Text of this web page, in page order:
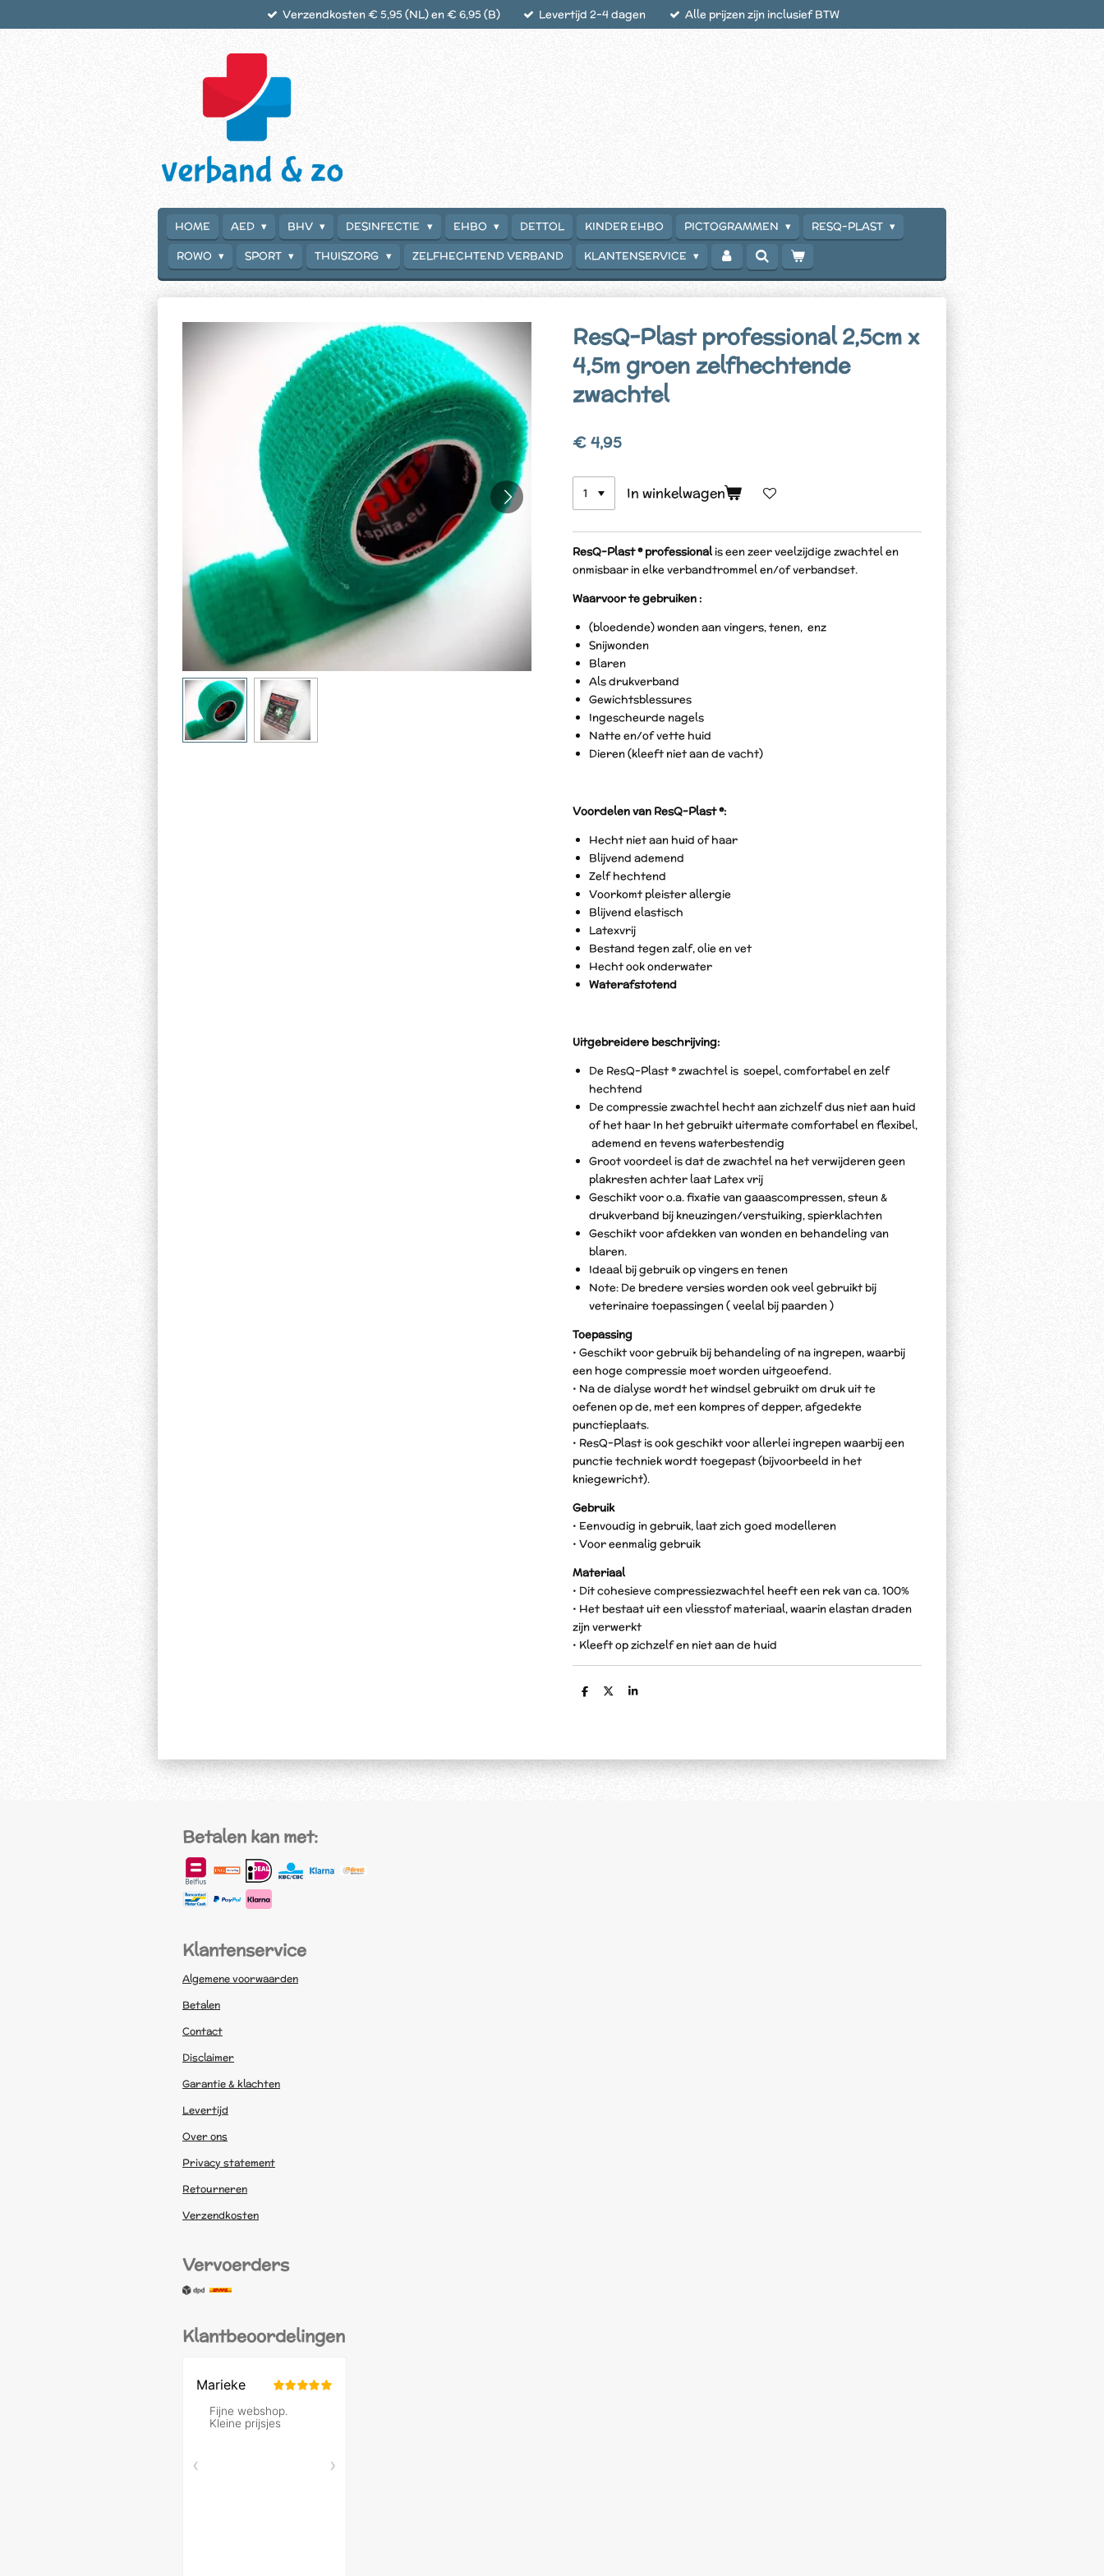
Verzendkosten € 5,95 (NL) en € 6,95 (B) Levertijd 2-4 dagen Alle prijzen zijn inclusief BTW
HOME AED BHV DESINFECTIE EHBO DETTOL KINDER EHBO PICTOGRAMMEN
RESQ-PLAST
ROWO
SPORT THUISZORG ZELFHECHTEND VERBAND KLANTENSERVICE
ResQ-Plast professional 2,5cm x
4,5m groen zelfhechtende
zwachtel
€ 4,95
In winkelwagen
ResQ-Plast ® professionalis een zeer veelzijdige zwachtel en
onmisbaar in elke verbandtrommel en/of verbandset.
Waarvoor te gebruiken :
(bloedende) wonden aan vingers, tenen, enz
Snijwonden
Blaren
Als drukverband
Gewichtsblessures
Ingescheurde nagels
Natte en/of vette huid
Dieren (kleeft niet aan de vacht)
Voordelen van ResQ-Plast ®:
Hecht niet aan huid of haar
Blijvend ademend
Zelf hechtend
Voorkomt pleister allergie
Blijvend elastisch
Latexvrij
Bestand tegen zalf, olie en vet
Hecht ook onderwater
Waterafstotend
Uitgebreidere beschrijving:
De ResQ-Plast ® zwachtel is soepel, comfortabel en zelf
hechtend
De compressie zwachtel hecht aan zichzelf dus niet aan huid
of het haar In het gebruikt uitermate comfortabel en flexibel,
ademend en tevens waterbestendig
Groot voordeel is dat de zwachtel na het verwijderen geen
plakresten achter laat Latex vrij
Geschikt voor o.a. fixatie van gaaascompressen, steun &
drukverband bij kneuzingen/verstuiking, spierklachten
Geschikt voor afdekken van wonden en behandeling van
blaren.
Ideaal bij gebruik op vingers en tenen
Note: De bredere versies worden ook veel gebruikt bij
veterinaire toepassingen ( veelal bij paarden )
Toepassing
• Geschikt voor gebruik bij behandeling of na ingrepen, waarbij
een hoge compressie moet worden uitgeoefend.
• Na de dialyse wordt het windsel gebruikt om druk uit te
oefenen op de, met een kompres of depper, afgedekte
punctieplaats.
• ResQ-Plast is ook geschikt voor allerlei ingrepen waarbij een
punctie techniek wordt toegepast (bijvoorbeeld in het
kniegewricht).
Gebruik
• Eenvoudig in gebruik, laat zich goed modelleren
• Voor eenmalig gebruik
Materiaal
• Dit cohesieve compressiezwachtel heeft een rek van ca. 100%
• Het bestaat uit een vliesstof materiaal, waarin elastan draden
zijn verwerkt
• Kleeft op zichzelf en niet aan de huid
D
D
S
Betalen kan met:
Klantenservice
Algemene voorwaarden
Betalen
Contact
Disclaimer
Garantie & klachten
Levertijd
Over ons
Privacy statement
Retourneren
Verzendkosten
Vervoerders
Klantbeoordelingen